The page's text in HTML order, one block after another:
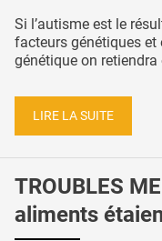
Si l’autisme est le
facteurs génétiques et
génétique on retiendra
LIRE LA SUITE
TROUBLES
aliments